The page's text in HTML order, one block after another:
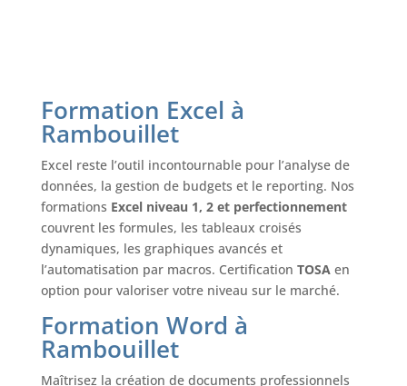
Formation Excel à
Rambouillet
Excel reste l’outil incontournable pour l’analyse de
données, la gestion de budgets et le reporting. Nos
formations Excel niveau 1, 2 et perfectionnement
couvrent les formules, les tableaux croisés
dynamiques, les graphiques avancés et
l’automatisation par macros. Certification TOSA en
option pour valoriser votre niveau sur le marché.
Formation Word à
Rambouillet
Maîtrisez la création de documents professionnels